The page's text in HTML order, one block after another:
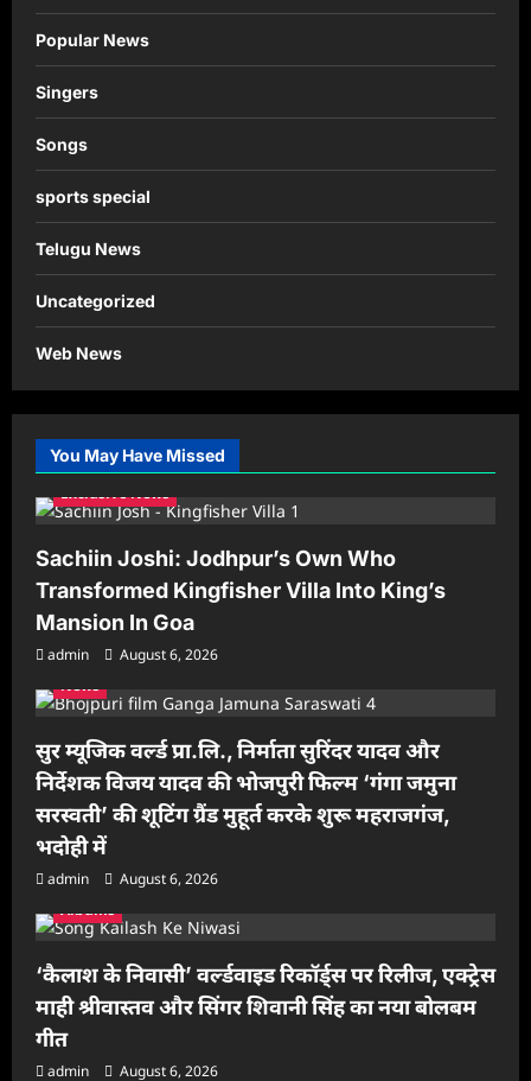
Popular News
Singers
Songs
sports special
Telugu News
Uncategorized
Web News
You May Have Missed
Exclusive News
Sachiin Joshi: Jodhpur’s Own Who
Transformed Kingfisher Villa Into King’s
Mansion In Goa
admin
August 6, 2026
News
सुर म्यूजिक वर्ल्ड प्रा.लि., निर्माता सुरिंदर यादव और
निर्देशक विजय यादव की भोजपुरी फिल्म ‘गंगा जमुना
सरस्वती’ की शूटिंग ग्रैंड मुहूर्त करके शुरू महराजगंज,
भदोही में
admin
August 6, 2026
Albums
‘कैलाश के निवासी’ वर्ल्डवाइड रिकॉर्ड्स पर रिलीज, एक्ट्रेस
माही श्रीवास्तव और सिंगर शिवानी सिंह का नया बोलबम
गीत
admin August 6, 2026